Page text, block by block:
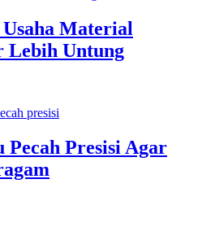
Material
Lebih Untung
Pecah Presisi Agar